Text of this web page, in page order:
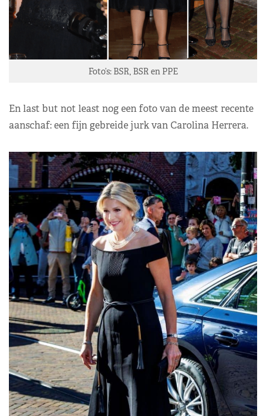
Foto’s: BSR, BSR en PPE
En last but not least nog een foto van de meest recente
aanschaf: een fijn gebreide jurk van Carolina Herrera.